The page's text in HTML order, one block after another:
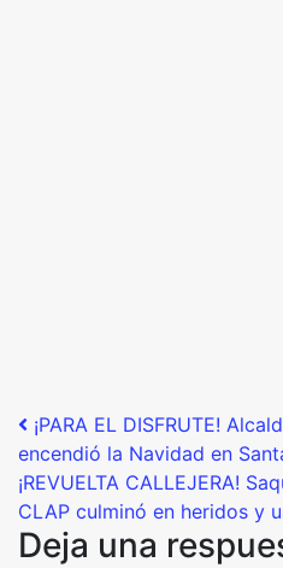
Post
¡PARA EL DISFRUTE!
encendió la Navidad en
¡REVUELTA CALLEJERA!
CLAP culminó en heridos y
Deja una